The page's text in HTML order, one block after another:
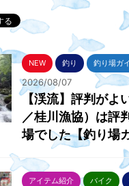
NEW 釣り 釣り場ガ
2026/08/07
【渓流】評判がよ
／桂川漁協）は評
場でした【釣り場
アイテム紹介 バイク